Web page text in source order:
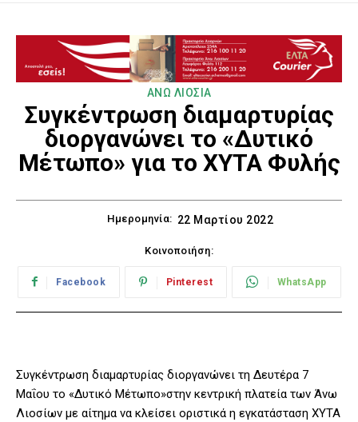
ΑΝΩ ΛΙΟΣΙΑ
Συγκέντρωση διαμαρτυρίας
διοργανώνει το «Δυτικό
Μέτωπο» για το ΧΥΤΑ Φυλής
Ημερομηνία: 22 Μαρτίου 2022
Κοινοποιήση:
Facebook Pinterest WhatsApp
Συγκέντρωση διαμαρτυρίας διοργανώνει τη Δευτέρα 7
Μαΐου το «Δυτικό Μέτωπο»στην κεντρική πλατεία των Άνω
Λιοσίων με αίτημα να κλείσει οριστικά η εγκατάσταση ΧΥΤΑ